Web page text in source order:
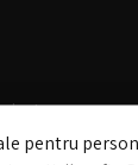
pentru